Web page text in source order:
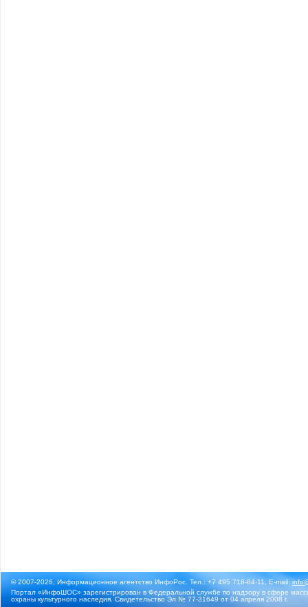
© 2007-2026, Информационное агентство ИнфоРос. Тел.: +7 495 718-84-11, E-mail:
Портал «ИнфоШОС» зарегистрирован в Федеральной службе по надзору в сфере
охраны культурного наследия. Свидетельство Эл № 77-31649 от 04 апреля 2008 г.